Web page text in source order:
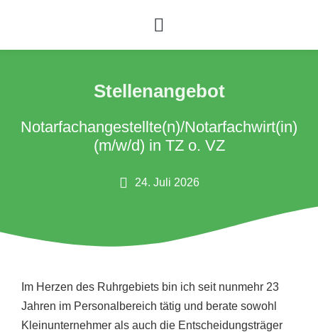
Stellenangebot
Notarfachangestellte(n)/Notarfachwirt(in)
(m/w/d) in TZ o. VZ
24. Juli 2026
Im Herzen des Ruhrgebiets bin ich seit nunmehr 23
Jahren im Personalbereich tätig und berate sowohl
Kleinunternehmer als auch die Entscheidungsträger